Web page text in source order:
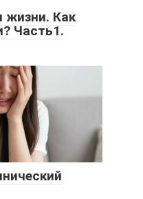
жизни. Как
Часть1.